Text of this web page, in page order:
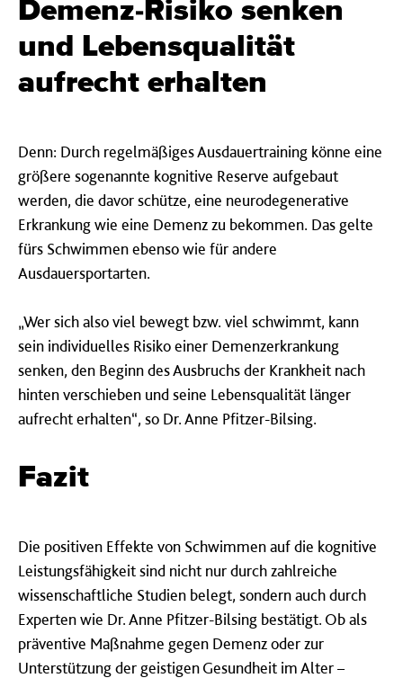
Demenz-Risiko senken
und Lebensqualität
aufrecht erhalten
Denn: Durch regelmäßiges Ausdauertraining könne eine
größere sogenannte kognitive Reserve aufgebaut
werden, die davor schütze, eine neurodegenerative
Erkrankung wie eine Demenz zu bekommen. Das gelte
fürs Schwimmen ebenso wie für andere
Ausdauersportarten.
„Wer sich also viel bewegt bzw. viel schwimmt, kann
sein individuelles Risiko einer Demenzerkrankung
senken, den Beginn des Ausbruchs der Krankheit nach
hinten verschieben und seine Lebensqualität länger
aufrecht erhalten“, so Dr. Anne Pfitzer-Bilsing.
Fazit
Die positiven Effekte von Schwimmen auf die kognitive
Leistungsfähigkeit sind nicht nur durch zahlreiche
wissenschaftliche Studien belegt, sondern auch durch
Experten wie Dr. Anne Pfitzer-Bilsing bestätigt. Ob als
präventive Maßnahme gegen Demenz oder zur
Unterstützung der geistigen Gesundheit im Alter –